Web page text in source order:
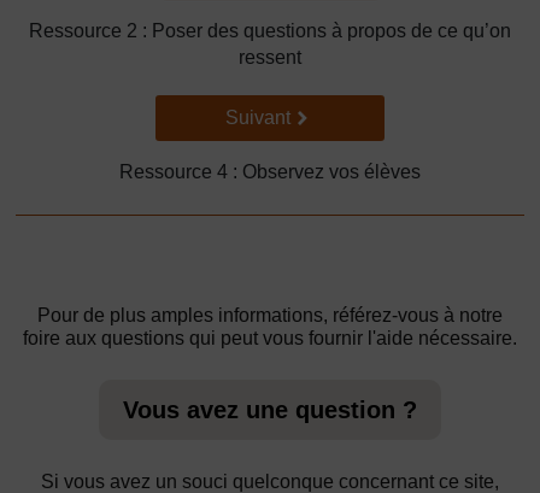
Ressource 2 : Poser des questions à propos de ce qu’on
ressent
Suivant
Suivant
Ressource 4 : Observez vos élèves
Pour de plus amples informations, référez-vous à notre
foire aux questions qui peut vous fournir l'aide nécessaire.
Vous avez une question ?
Si vous avez un souci quelconque concernant ce site,